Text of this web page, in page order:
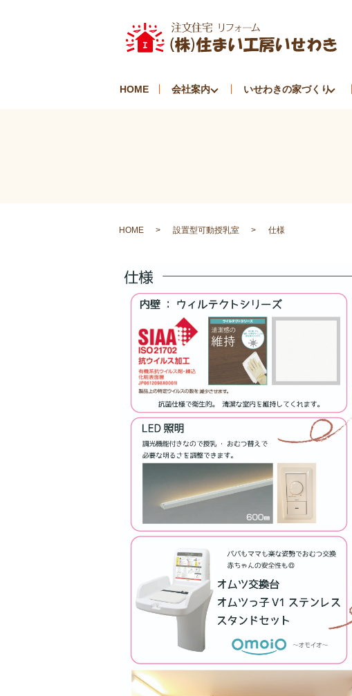
HOME 会社案内 いせわきの家づくり
HOME 設置型可動授乳室 仕様